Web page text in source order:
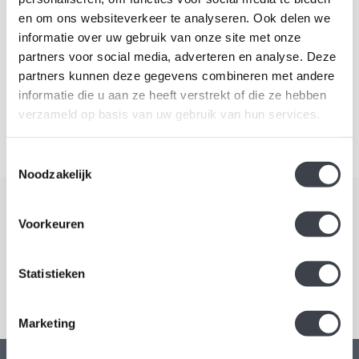
en om ons websiteverkeer te analyseren. Ook delen we
informatie over uw gebruik van onze site met onze
partners voor social media, adverteren en analyse. Deze
partners kunnen deze gegevens combineren met andere
informatie die u aan ze heeft verstrekt of die ze hebben
verzameld op basis van uw gebruik van hun services.
Noodzakelijk
Voorkeuren
Statistieken
Marketing
Abonneer
Pagina 1van 1
Abonneer